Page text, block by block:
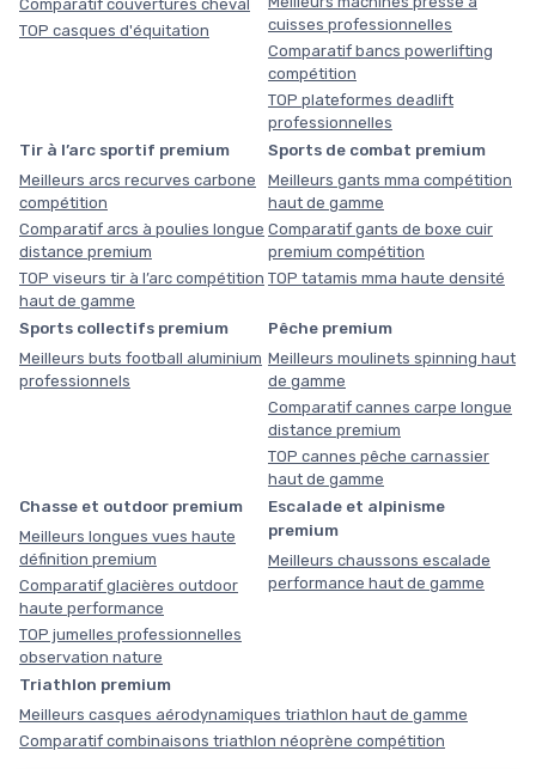
Comparatif couvertures cheval
TOP casques d'équitation
cuisses professionnelles
Comparatif bancs powerlifting
compétition
TOP plateformes deadlift
professionnelles
Tir à l’arc sportif premium
Meilleurs arcs recurves carbone
compétition
Comparatif arcs à poulies longue
distance premium
TOP viseurs tir à l’arc compétition
haut de gamme
Sports de combat premium
Meilleurs gants mma compétition
haut de gamme
Comparatif gants de boxe cuir
premium compétition
TOP tatamis mma haute densité
Sports collectifs premium
Meilleurs buts football aluminium
professionnels
Pêche premium
Meilleurs moulinets spinning haut
de gamme
Comparatif cannes carpe longue
distance premium
TOP cannes pêche carnassier
haut de gamme
Chasse et outdoor premium
Meilleurs longues vues haute
définition premium
Comparatif glacières outdoor
haute performance
TOP jumelles professionnelles
observation nature
Escalade et alpinisme
premium
Meilleurs chaussons escalade
performance haut de gamme
Triathlon premium
Meilleurs casques aérodynamiques triathlon haut de gamme
Comparatif combinaisons triathlon néoprène compétition